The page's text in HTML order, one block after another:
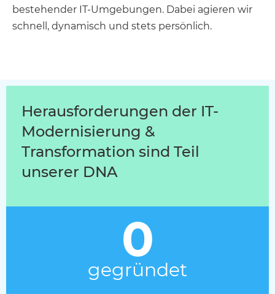
bestehender IT-Umgebungen. Dabei agieren wir
schnell, dynamisch und stets persönlich.
Herausforderungen der IT-
Modernisierung &
Transformation sind Teil
unserer DNA
gegründet
0